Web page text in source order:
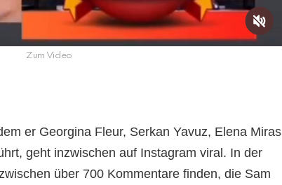
Zum Video
er Georgina Fleur, Serkan Yavuz, Elena Miras
geht inzwischen auf Instagram viral. In der
über 700 Kommentare finden, die Sam